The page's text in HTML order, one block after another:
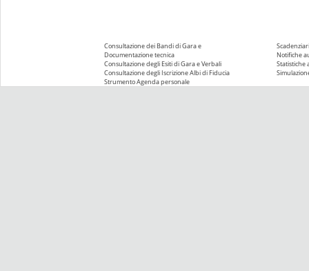
Consultazione dei Bandi di Gara e
Documentazione tecnica
Consultazione degli Esiti di Gara e Verbali
Consultazione degli Iscrizione Albi di Fiducia
Strumento Agenda personale
Notifiche
Statistiche